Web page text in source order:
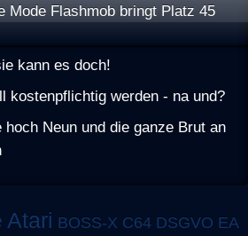
Mode Flashmob bringt Platz 45
kann es doch!
kostenpflichtig werden - na und?
hoch Neun und die ganze Brut an
Atari BOSS-X C64 DSGVO EA